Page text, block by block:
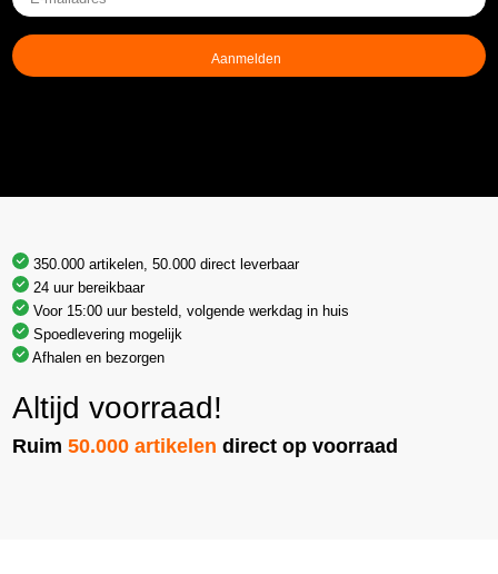
mailadres
(Vereist)
350.000 artikelen, 50.000 direct leverbaar
24 uur bereikbaar
Voor 15:00 uur besteld, volgende werkdag in huis
Spoedlevering mogelijk
Afhalen en bezorgen
Altijd voorraad!
Ruim50.000 artikelen direct op voorraad